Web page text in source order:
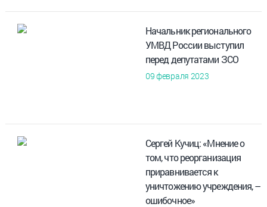
Начальник регионального
УМВД России выступил
перед депутатами ЗСО
09 февраля 2023
Сергей Кучиц: «Мнение о
том, что реорганизация
приравнивается к
уничтожению учреждения, –
ошибочное»